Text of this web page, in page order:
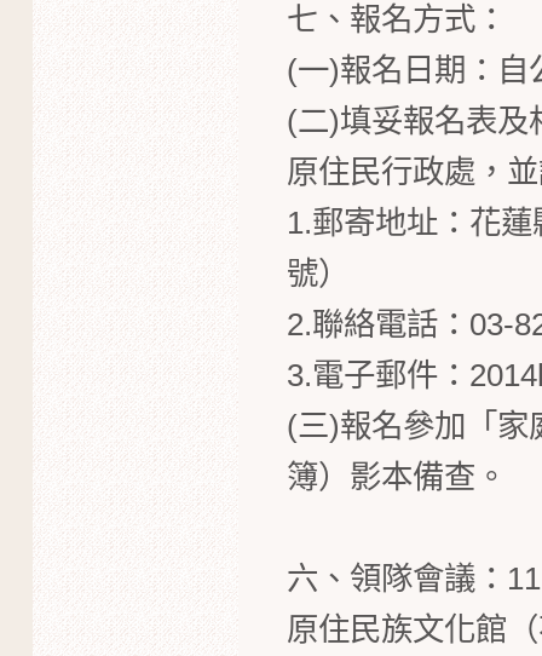
七、報名方式：
(一)報名日期：自
(二)填妥報名表及
原住民行政處，
1.郵寄地址：花
號）
2.聯絡電話：03-
3.電子郵件：
(三)報名參加「家
簿）影本備查。
六、領隊會議：
原住民族文化館